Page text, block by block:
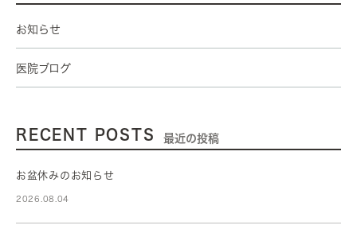
お知らせ
医院ブログ
RECENT POSTS 最近の投稿
お盆休みのお知らせ
2026.08.04